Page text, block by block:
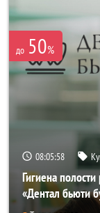
до 50%
08:05:55
Гигиена
«Дентал бьюти